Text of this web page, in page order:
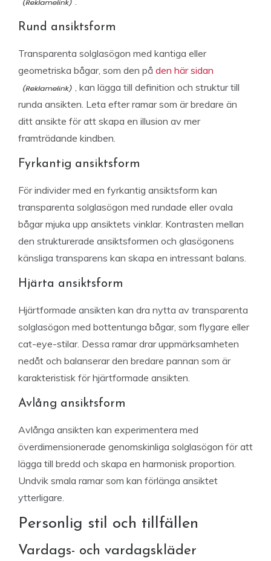
Rund ansiktsform
Transparenta solglasögon med kantiga eller
geometriska bågar, som den på den här sidan
, kan lägga till definition och struktur till
runda ansikten. Leta efter ramar som är bredare än
ditt ansikte för att skapa en illusion av mer
framträdande kindben.
Fyrkantig ansiktsform
För individer med en fyrkantig ansiktsform kan
transparenta solglasögon med rundade eller ovala
bågar mjuka upp ansiktets vinklar. Kontrasten mellan
den strukturerade ansiktsformen och glasögonens
känsliga transparens kan skapa en intressant balans.
Hjärta ansiktsform
Hjärtformade ansikten kan dra nytta av transparenta
solglasögon med bottentunga bågar, som flygare eller
cat-eye-stilar. Dessa ramar drar uppmärksamheten
nedåt och balanserar den bredare pannan som är
karakteristisk för hjärtformade ansikten.
Avlång ansiktsform
Avlånga ansikten kan experimentera med
överdimensionerade genomskinliga solglasögon för att
lägga till bredd och skapa en harmonisk proportion.
Undvik smala ramar som kan förlänga ansiktet
ytterligare.
Personlig stil och tillfällen
Vardags- och vardagskläder